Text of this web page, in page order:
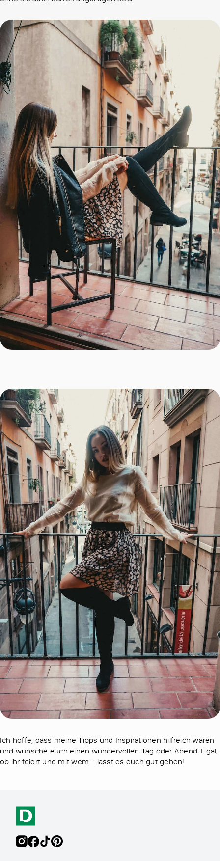
Ich hoffe, dass meine Tipps und Inspirationen hilfreich waren
und wünsche euch einen wundervollen Tag oder Abend. Egal,
ob ihr feiert und mit wem – lasst es euch gut gehen!